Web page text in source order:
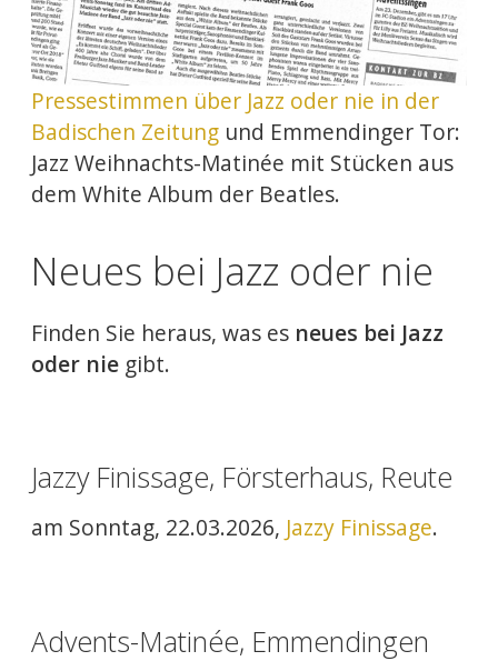
Pressestimmen über Jazz oder nie in der
Badischen Zeitung und Emmendinger Tor:
Jazz Weihnachts-Matinée mit Stücken aus
dem White Album der Beatles.
Neues bei Jazz oder nie
Finden Sie heraus, was es neues bei Jazz
oder nie gibt.
Jazzy Finissage, Försterhaus, Reute
am Sonntag, 22.03.2026, Jazzy Finissage.
Advents-Matinée, Emmendingen